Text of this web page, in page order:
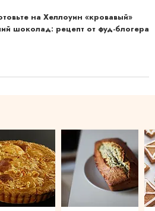
на Хеллоуин «кровавый»
шоколад: рецепт от фуд-блогера